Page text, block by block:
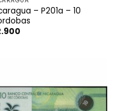
– P201a – 10